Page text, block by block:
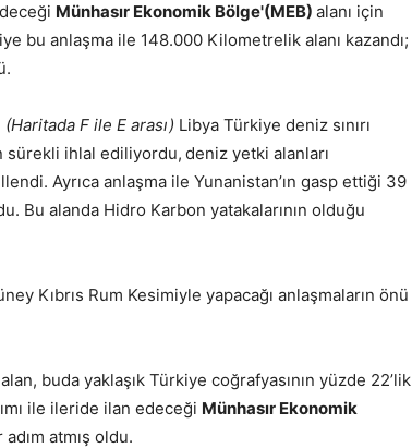
Münhasır Ekonomik Bölge'(MEB) alanı için
bu anlaşma ile 148.000 Kilometrelik alanı kazandı;
(Haritada F ile E arası) Libya Türkiye deniz sınırı
sürekli ihlal ediliyordu, deniz yetki alanları
Ayrıca anlaşma ile Yunanistan’ın gasp ettiği 39
Bu alanda Hidro Karbon yatakalarının olduğu
Kıbrıs Rum Kesimiyle yapacağı anlaşmaların önü
buda yaklaşık Türkiye coğrafyasının yüzde 22’lik
ile ileride ilan edeceği Münhasır Ekonomik
adım atmış oldu.